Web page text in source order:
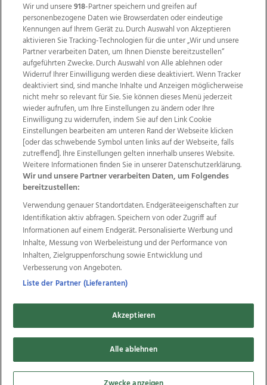
Wir über uns Mediadaten Kontakt
Jobs
Datenschutz
Impressum
AGB Anzeigekunden
AGB Website
Ehrenkodex Politische Werbung
Weitere Angebote des Medienhauses Wimmer
TV1 di-mog-i.at OÖNow
Ischler Woche
Life Radio
OÖNachrichten
OÖN Immobilien
OÖN Karriere
OÖN Reise
Promenaden Galerien
Regionaljobs
wasistlos.at
Copyrights © 2026 Tips Zeitungs GmbH & Co KG
developed by11x11.net
Cookie Einstellungen bearbeiten
Wir und unsere918-Partner speichern und greifen auf
personenbezogene Daten wie Browserdaten oder eindeutige
Kennungen auf Ihrem Gerät zu. Durch Auswahl von Akzeptieren
aktivieren Sie Tracking-Technologien für die unter „Wir und unsere
Partner verarbeiten Daten, um Ihnen Dienste bereitzustellen“
aufgeführten Zwecke. Durch Auswahl von Alle ablehnen oder
Widerruf Ihrer Einwilligung werden diese deaktiviert. Wenn Tracker
deaktiviert sind, sind manche Inhalte und Anzeigen möglicherweise
nicht mehr so relevant für Sie. Sie können dieses Menü jederzeit
wieder aufrufen, um Ihre Einstellungen zu ändern oder Ihre
Einwilligung zu widerrufen, indem Sie auf den Link Cookie
Einstellungen bearbeiten am unteren Rand der Webseite klicken
[oder das schwebende Symbol unten links auf der Webseite, falls
zutreffend]. Ihre Einstellungen gelten innerhalb unseres Website.
Weitere Informationen finden Sie in unserer Datenschutzerklärung.
Wir und unsere Partner verarbeiten Daten, um Folgendes
bereitzustellen:
Verwendung genauer Standortdaten. Endgeräteeigenschaften zur
Identifikation aktiv abfragen. Speichern von oder Zugriff auf
Informationen auf einem Endgerät. Personalisierte Werbung und
Inhalte, Messung von Werbeleistung und der Performance von
Inhalten, Zielgruppenforschung sowie Entwicklung und
Verbesserung von Angeboten.
Liste der Partner (Lieferanten)
Akzeptieren
Alle ablehnen